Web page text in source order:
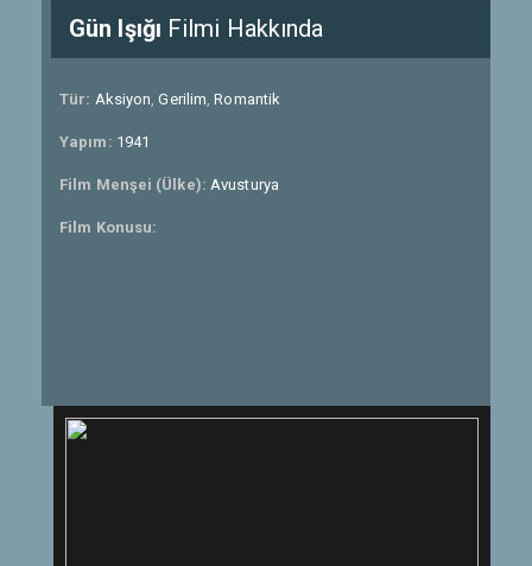
Gün Işığı Filmi Hakkında
Tür: Aksiyon,Gerilim,Romantik
Yapım: 1941
Film Menşei (Ülke): Avusturya
Film Konusu: